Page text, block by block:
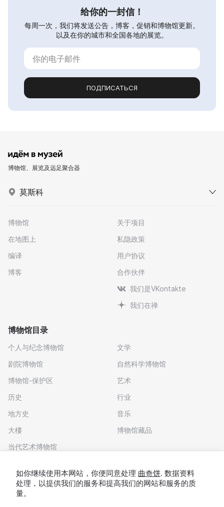
给你的一封信！
每周一次，我们将发送公告，博客，促销和博物馆更新。
以及在你的城市和全国各地的展览。
ПОДПИСАТЬСЯ
博物馆、展览及远足聚合器
莫斯科
博物馆
在地图上
编译
博客
关于项目
私隐政策
用户协议
合作伙伴
我们是VKontakte
我们在禅
博物馆目录
个人与纪念博物馆
剧院博物馆
博物馆-保护区
历史
地方史
大樓
当代艺术博物馆
文学
自然科学博物馆
艺术
行业
音乐
博物馆藏品
如你继续使用本网站，你便同意处理 曲奇饼. 数据资料
处理，以提供我们的服务和提高我们的网站和服务的质
量。